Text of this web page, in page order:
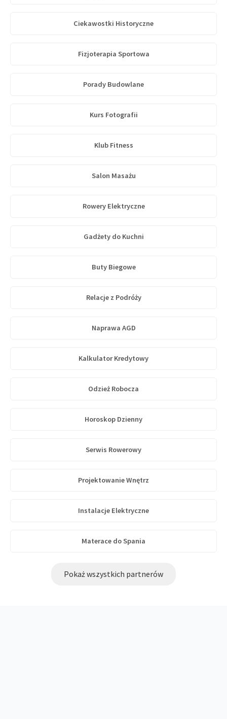
Ciekawostki Historyczne
Fizjoterapia Sportowa
Porady Budowlane
Kurs Fotografii
Klub Fitness
Salon Masażu
Rowery Elektryczne
Gadżety do Kuchni
Buty Biegowe
Relacje z Podróży
Naprawa AGD
Kalkulator Kredytowy
Odzież Robocza
Horoskop Dzienny
Serwis Rowerowy
Projektowanie Wnętrz
Instalacje Elektryczne
Materace do Spania
Pokaż wszystkich partnerów